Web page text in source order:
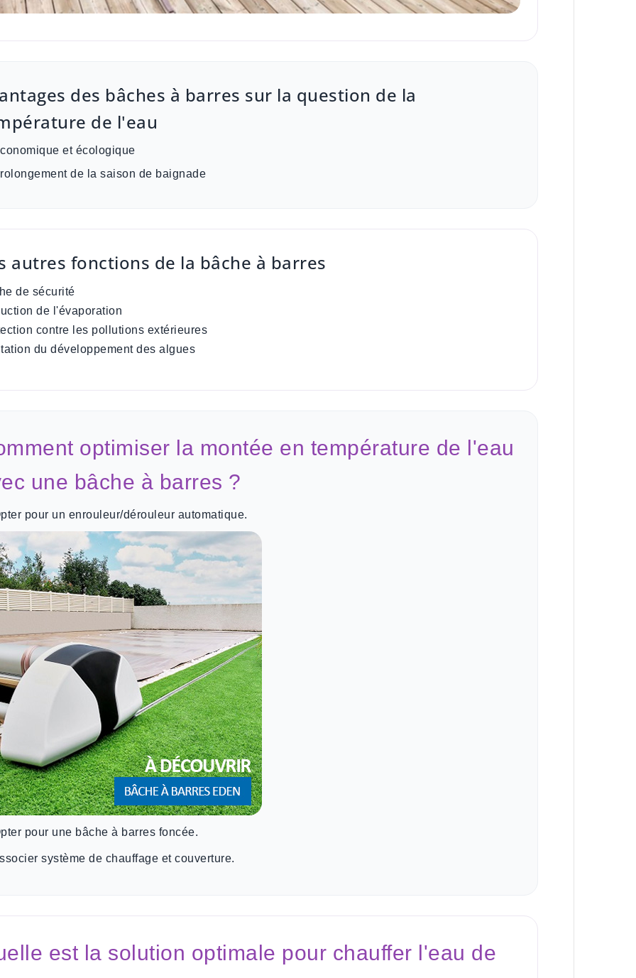
des bâches à barres sur la question de la
de l'eau
et écologique
de la saison de baignade
autres fonctions de la bâche à barres
de sécurité
de l'évaporation
contre les pollutions extérieures
du développement des algues
optimiser la montée en température de l'eau
une bâche à barres ?
pour un enrouleur/dérouleur automatique.
pour une bâche à barres foncée.
système de chauffage et couverture.
est la solution optimale pour chauffer l'eau de